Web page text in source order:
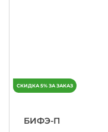
БИФЭ-П